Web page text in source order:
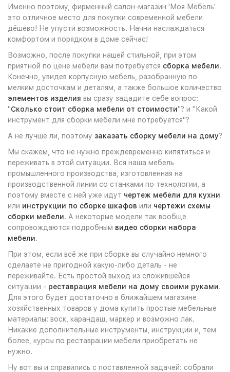
Именно поэтому, фирменный салон-магазин 'Моя Мебель'
это отличное место для покупки современной мебели
дёшево! Не упусти возможность. Начни наслаждаться
комфортом и порядком в доме сейчас!
Возможно, после покупки нашей стильной, при этом
приятной по цене мебели вам потребуется сборка мебели.
Конечно, увидев корпусную мебель, разобранную по
мелким досточкам и деталям, а также большое количество
элементов изделия вы сразу зададите себе вопрос:
"Сколько стоит сборка мебели от стоимости"? и "Какой
инструмент для сборки мебели мне потребуется"?
А не лучше ли, поэтому заказать сборку мебели на дому?
Мы скажем, что не нужно преждевременно кипятиться и
переживать в этой ситуации. Вся наша мебель
промышленного производства, изготовленная на
производственной линии со станками по технологии, а
поэтому вместе с ней уже идут чертеж мебели для кухни
или инструкции по сборке шкафов или чертежи схемы
сборки мебели. А некоторые модели так вообще
сопровождаются подробным видео сборки набора
мебели.
При этом, если всё же при сборке вы случайно немного
сделаете не пригодной какую-либо деталь - не
переживайте. Есть простой выход из сложившейся
ситуации - реставрация мебели на дому своими руками.
Для этого будет достаточно в ближайшем магазине
хозяйственных товаров у дома купить простые мебельные
материалы: воск, карандаш, маркер и возможно лак.
Никакие дополнительные инструменты, инструкции и, тем
более, курсы по реставрации мебели приобретать не
нужно.
Ну вот вы и справились с поставленной задачей: собрали